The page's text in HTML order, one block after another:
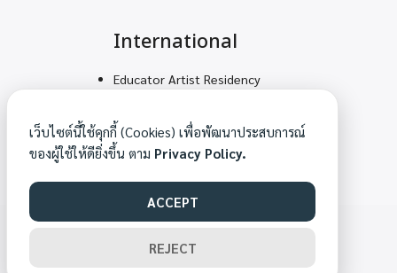
International
Educator Artist Residency
Decolonial Solidarity
Mountain Feet – Arts
Academy
เว็บไซต์นี้ใช้คุกกี้ (Cookies) เพื่อพัฒนาประสบการณ์
ของผู้ใช้ให้ดียิ่งขึ้น ตาม Privacy Policy.
ACCEPT
REJECT